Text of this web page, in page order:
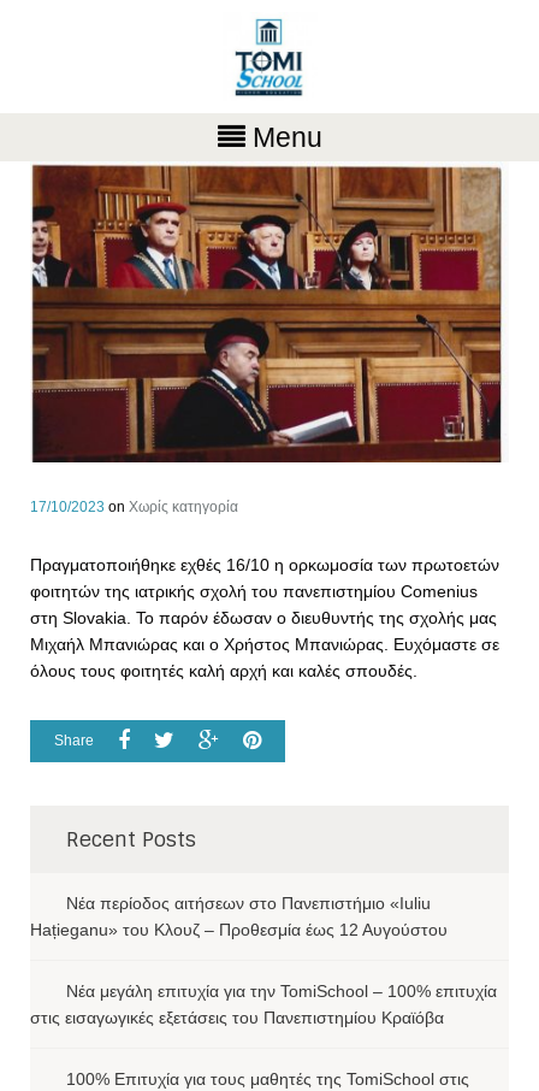
Menu
17/10/2023 on Χωρίς κατηγορία
Πραγματοποιήθηκε εχθές 16/10 η ορκωμοσία των πρωτοετών
φοιτητών της ιατρικής σχολή του πανεπιστημίου Comenius
στη Slovakia. Το παρόν έδωσαν ο διευθυντής της σχολής μας
Μιχαήλ Μπανιώρας και ο Χρήστος Μπανιώρας. Ευχόμαστε σε
όλους τους φοιτητές καλή αρχή και καλές σπουδές.
Share
Recent Posts
Νέα περίοδος αιτήσεων στο Πανεπιστήμιο «Iuliu
Hațieganu» του Κλουζ – Προθεσμία έως 12 Αυγούστου
Νέα μεγάλη επιτυχία για την TomiSchool – 100% επιτυχία
στις εισαγωγικές εξετάσεις του Πανεπιστημίου Κραϊόβα
100% Επιτυχία για τους μαθητές της TomiSchool στις